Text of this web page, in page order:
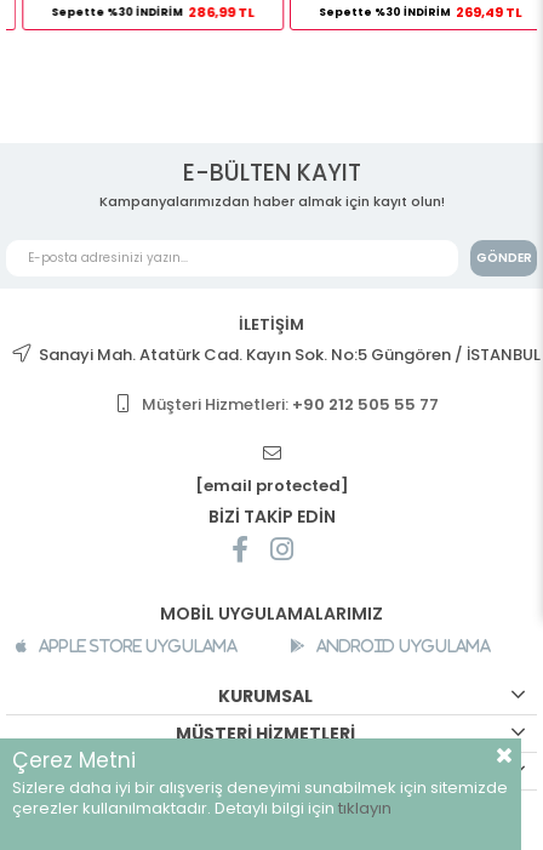
Sepette %30 İNDİRİM 286,99 TL Sepette %30 İNDİRİM 269,49 TL
E-BÜLTEN KAYIT
Kampanyalarımızdan haber almak için kayıt olun!
GÖNDER
İLETİŞİM
Sanayi Mah. Atatürk Cad. Kayın Sok. No:5 Güngören / İSTANBUL
Müşteri Hizmetleri: +90 212 505 55 77
[email protected]
BİZİ TAKİP EDİN
MOBİL UYGULAMALARIMIZ
Apple Store Uygulama Android Uygulama
KURUMSAL
MÜŞTERİ HİZMETLERİ
©breeze.com.tr - Tüm hakları saklıdır.
Çerez Metni
Sizlere daha iyi bir alışveriş deneyimi sunabilmek için sitemizde
çerezler kullanılmaktadır. Detaylı bilgi için tıklayın